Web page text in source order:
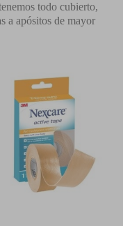
todo cubierto,
a apósitos de mayor